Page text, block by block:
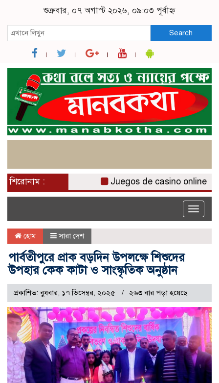
শুক্রবার, ০৭ অগাস্ট ২০২৬, ০৯:০৩ পূর্বাহ্ন
Search
শিরোনাম : Juegos de casino online
Toggle
হোম সারা দেশ
পার্বতীপুরে প্রাক বড়দিন উপলক্ষে শিশুদের
উপহার কেক কাটা ও সাংস্কৃতিক অনুষ্ঠান
প্রকাশিত: বুধবার, ১৭ ডিসেম্বর, ২০২৫ ২৬৩ বার পড়া হয়েছে